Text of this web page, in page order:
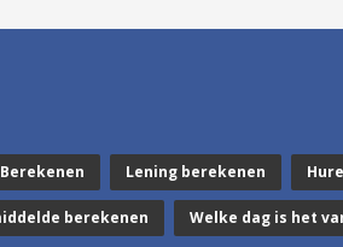
Lening berekenen
berekenen Welke dag is het